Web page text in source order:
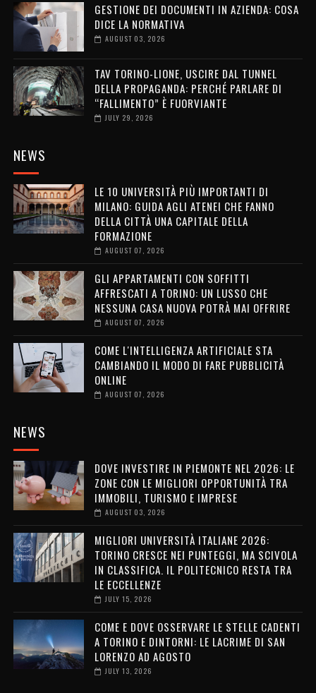
GESTIONE DEI DOCUMENTI IN AZIENDA: COSA
DICE LA NORMATIVA
AUGUST 03, 2026
TAV TORINO-LIONE, USCIRE DAL TUNNEL
DELLA PROPAGANDA: PERCHÉ PARLARE DI
“FALLIMENTO” È FUORVIANTE
JULY 29, 2026
NEWS
LE 10 UNIVERSITÀ PIÙ IMPORTANTI DI
MILANO: GUIDA AGLI ATENEI CHE FANNO
DELLA CITTÀ UNA CAPITALE DELLA
FORMAZIONE
AUGUST 07, 2026
GLI APPARTAMENTI CON SOFFITTI
AFFRESCATI A TORINO: UN LUSSO CHE
NESSUNA CASA NUOVA POTRÀ MAI OFFRIRE
AUGUST 07, 2026
COME L'INTELLIGENZA ARTIFICIALE STA
CAMBIANDO IL MODO DI FARE PUBBLICITÀ
ONLINE
AUGUST 07, 2026
NEWS
DOVE INVESTIRE IN PIEMONTE NEL 2026: LE
ZONE CON LE MIGLIORI OPPORTUNITÀ TRA
IMMOBILI, TURISMO E IMPRESE
AUGUST 03, 2026
MIGLIORI UNIVERSITÀ ITALIANE 2026:
TORINO CRESCE NEI PUNTEGGI, MA SCIVOLA
IN CLASSIFICA. IL POLITECNICO RESTA TRA
LE ECCELLENZE
JULY 15, 2026
COME E DOVE OSSERVARE LE STELLE CADENTI
A TORINO E DINTORNI: LE LACRIME DI SAN
LORENZO AD AGOSTO
JULY 13, 2026